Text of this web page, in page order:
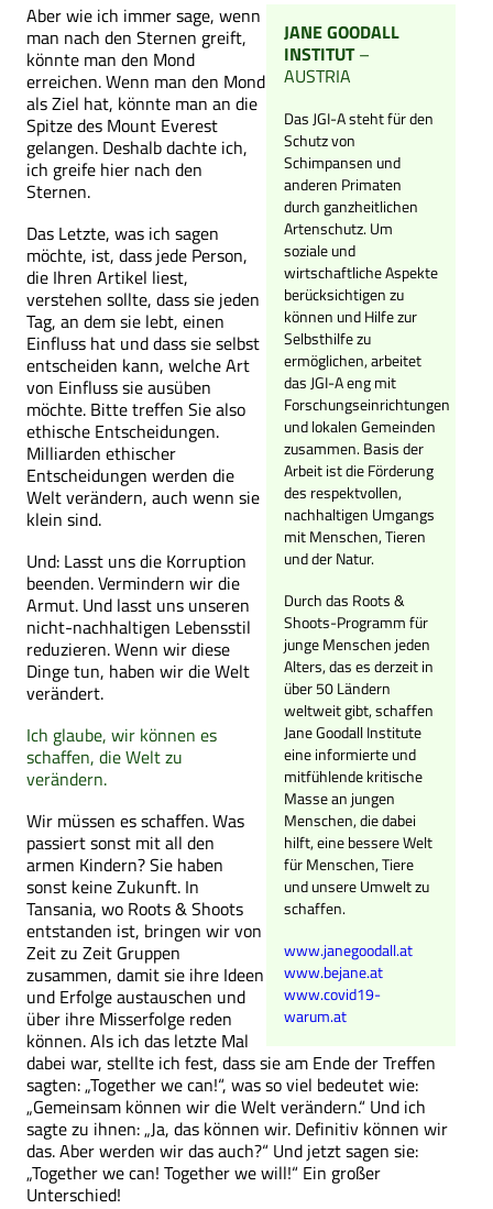
JANE GOODALL
INSTITUT–
AUSTRIA
Das JGI-A steht für den
Schutz von
Schimpansen und
anderen Primaten
durch ganzheitlichen
Artenschutz. Um
soziale und
wirtschaftliche Aspekte
berücksichtigen zu
können und Hilfe zur
Selbsthilfe zu
ermöglichen, arbeitet
das JGI-A eng mit
Forschungseinrichtungen
und lokalen Gemeinden
zusammen. Basis der
Arbeit ist die Förderung
des respektvollen,
nachhaltigen Umgangs
mit Menschen, Tieren
und der Natur.
Durch das Roots &
Shoots-Programm für
junge Menschen jeden
Alters, das es derzeit in
über 50 Ländern
weltweit gibt, schaffen
Jane Goodall Institute
eine informierte und
mitfühlende kritische
Masse an jungen
Menschen, die dabei
hilft, eine bessere Welt
für Menschen, Tiere
und unsere Umwelt zu
schaffen.
www.janegoodall.at
www.bejane.at
www.covid19-
warum.at
Aber wie ich immer sage, wenn
man nach den Sternen greift,
könnte man den Mond
erreichen. Wenn man den Mond
als Ziel hat, könnte man an die
Spitze des Mount Everest
gelangen. Deshalb dachte ich,
ich greife hier nach den
Sternen.
Das Letzte, was ich sagen
möchte, ist, dass jede Person,
die Ihren Artikel liest,
verstehen sollte, dass sie jeden
Tag, an dem sie lebt, einen
Einfluss hat und dass sie selbst
entscheiden kann, welche Art
von Einfluss sie ausüben
möchte. Bitte treffen Sie also
ethische Entscheidungen.
Milliarden ethischer
Entscheidungen werden die
Welt verändern, auch wenn sie
klein sind.
Und: Lasst uns die Korruption
beenden. Vermindern wir die
Armut. Und lasst uns unseren
nicht-nachhaltigen Lebensstil
reduzieren. Wenn wir diese
Dinge tun, haben wir die Welt
verändert.
Ich glaube, wir können es
schaffen, die Welt zu
verändern.
Wir müssen es schaffen. Was
passiert sonst mit all den
armen Kindern? Sie haben
sonst keine Zukunft. In
Tansania, wo Roots & Shoots
entstanden ist, bringen wir von
Zeit zu Zeit Gruppen
zusammen, damit sie ihre Ideen
und Erfolge austauschen und
über ihre Misserfolge reden
können. Als ich das letzte Mal
dabei war, stellte ich fest, dass sie am Ende der Treffen
sagten: „Together we can!“, was so viel bedeutet wie:
„Gemeinsam können wir die Welt verändern.“ Und ich
sagte zu ihnen: „Ja, das können wir. Definitiv können wir
das. Aber werden wir das auch?“ Und jetzt sagen sie:
„Together we can! Together we will!“ Ein großer
Unterschied!